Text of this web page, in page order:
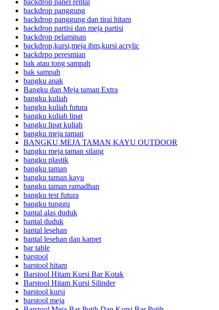
backdrop panel rental
backdrop panggung
backdrop panggung dan tirai hitam
backdrop partisi dan meja partisi
backdrop pelaminan
backdrop,kursi,meja ibm,kursi acrylic
backdrpo peresmian
bak atau tong sampah
bak sampah
bangku anak
Bangku dan Meja taman Extra
bangku kuliah
bangku kuliah futura
bangku kuliah lipat
bangku lipat kuliah
bangku meja taman
BANGKU MEJA TAMAN KAYU OUTDOOR
bangku meja taman silang
bangku plastik
bangku taman
bangku taman kayu
bangku taman ramadhan
bangku test futura
bangku tunggu
bantal alas duduk
bantal duduk
bantal lesehan
bantal lesehan dan karpet
bar table
barstool
barstool hitam
Barstool Hitam Kursi Bar Kotak
Barstool Hitam Kursi Silinder
barstool kursi
barstool meja